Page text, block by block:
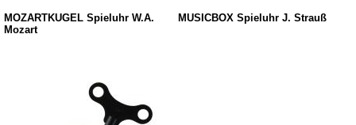
MOZARTKUGEL Spieluhr W.A.
Mozart
MUSICBOX Spieluhr J. Strauß